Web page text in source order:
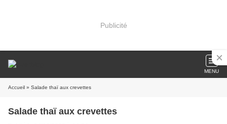
Publicité
MENU
Accueil » Salade thaï aux crevettes
Salade thaï aux crevettes